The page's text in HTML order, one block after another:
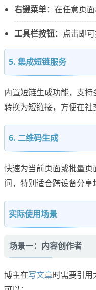
右键菜单：在任意页
工具栏按钮：点击即
5. 集成短链服务
内置短链生成功能，支
转换为短链接，方便在社
6. 二维码生成
快速为当前页面或批量
问，特别适合跨设备分享
实际使用场景
场景一：内容创作者
博主在写文章时需要引